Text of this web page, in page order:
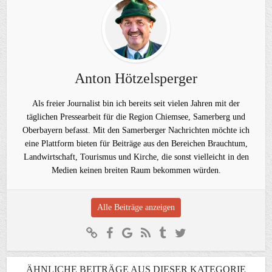
Anton Hötzelsperger
Als freier Journalist bin ich bereits seit vielen Jahren mit der
täglichen Pressearbeit für die Region Chiemsee, Samerberg und
Oberbayern befasst. Mit den Samerberger Nachrichten möchte ich
eine Plattform bieten für Beiträge aus den Bereichen Brauchtum,
Landwirtschaft, Tourismus und Kirche, die sonst vielleicht in den
Medien keinen breiten Raum bekommen würden.
Alle Beiträge anzeigen
ÄHNLICHE BEITRÄGE AUS DIESER KATEGORIE